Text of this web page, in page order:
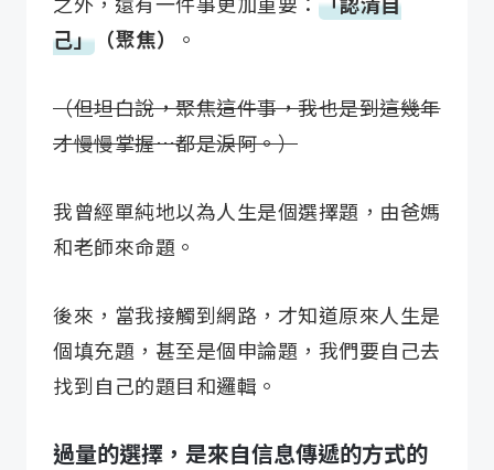
己」 （聚焦） 。
（但坦白說，聚焦這件事，我也是到這幾年
才慢慢掌握…都是淚阿。）
我曾經單純地以為人生是個選擇題，由爸媽
和老師來命題。
後來，當我接觸到網路，才知道原來人生是
個填充題，甚至是個申論題，我們要自己去
找到自己的題目和邏輯。
過量的選擇，是來自信息傳遞的方式的